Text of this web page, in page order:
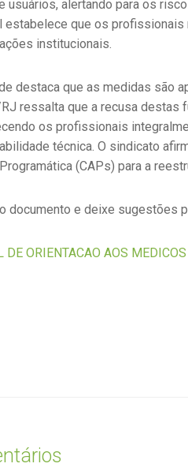
usuários, alertando para os
estabelece que os
institucionais.
destaca que as medidas são
ressalta que a recusa destas
os profissionais
técnica. O sindicato
(CAPs) para a
documento e deixe sugestões
DE ORIENTACAO AOS